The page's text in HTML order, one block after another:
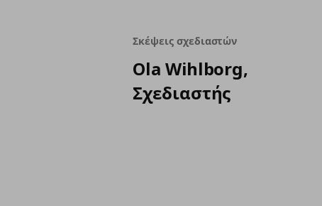
Σκέψεις σχεδιαστών
Ola Wihlborg,
Σχεδιαστής